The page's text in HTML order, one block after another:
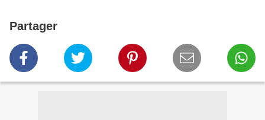
Partager